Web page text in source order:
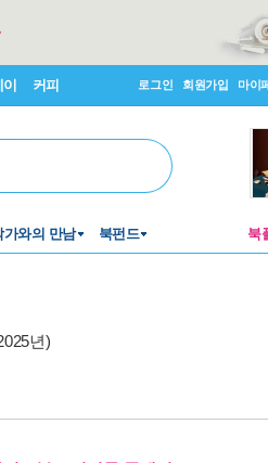
커피 로그인 회원가입 마이
가와의 만남 북펀드 북
년)